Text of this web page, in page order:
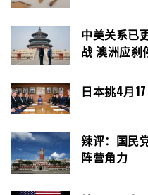
中美关系已
战 澳洲应刹
日本挑4月
辣评：国民
阵营角力